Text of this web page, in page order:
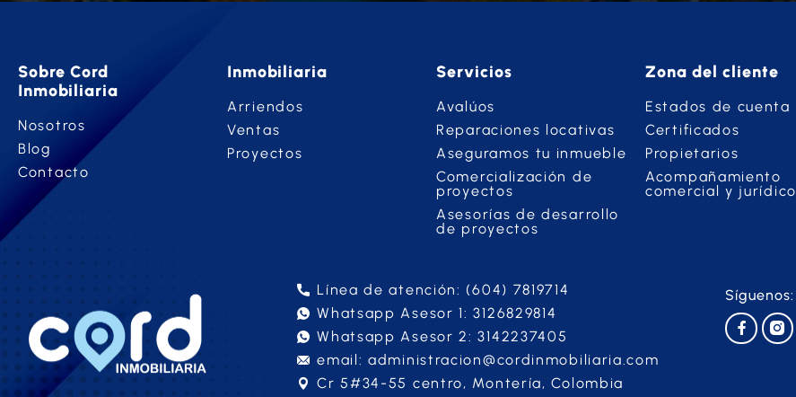
Sobre Cord
Inmobiliaria
Nosotros
Blog
Contacto
Inmobiliaria
Arriendos
Ventas
Proyectos
Servicios
Avalúos
Reparaciones locativas
Aseguramos tu inmueble
Comercialización de
proyectos
Asesorías de desarrollo
de proyectos
Zona del cliente
Estados de cuenta
Certificados
Propietarios
Acompañamiento
comercial y jurídico
Línea de atención: (604) 7819714
Whatsapp Asesor 1: 3126829814
Whatsapp Asesor 2: 3142237405
email: administracion@cordinmobiliaria.com
Cr 5#34-55 centro, Montería, Colombia
Síguenos: